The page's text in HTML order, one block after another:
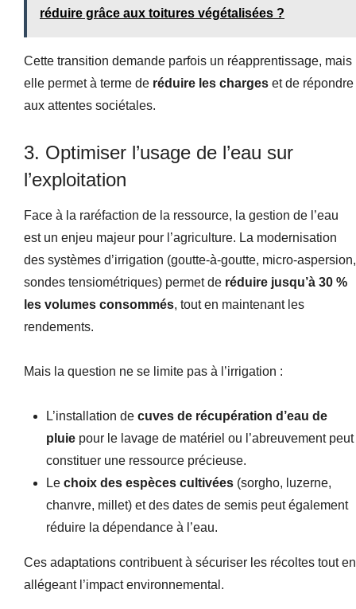
réduire grâce aux toitures végétalisées ?
Cette transition demande parfois un réapprentissage, mais
elle permet à terme de réduire les charges et de répondre
aux attentes sociétales.
3. Optimiser l’usage de l’eau sur
l’exploitation
Face à la raréfaction de la ressource, la gestion de l’eau
est un enjeu majeur pour l’agriculture. La modernisation
des systèmes d’irrigation (goutte-à-goutte, micro-aspersion,
sondes tensiométriques) permet de réduire jusqu’à 30 %
les volumes consommés, tout en maintenant les
rendements.
Mais la question ne se limite pas à l’irrigation :
L’installation de cuves de récupération d’eau de
pluie pour le lavage de matériel ou l’abreuvement peut
constituer une ressource précieuse.
Le choix des espèces cultivées (sorgho, luzerne,
chanvre, millet) et des dates de semis peut également
réduire la dépendance à l’eau.
Ces adaptations contribuent à sécuriser les récoltes tout en
allégeant l’impact environnemental.